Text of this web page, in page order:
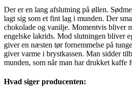
Der er en lang afslutning på øllen.
lagt sig som et fint lag i munden. Der
chokolade og vanilje. Momentvis bliver
engelske lakrids. Mod slutningen bliver
giver en næsten tør fornemmelse på
giver varme i brystkassen. Man sidder
munden, som når man har drukket kaffe
Hvad siger producenten: